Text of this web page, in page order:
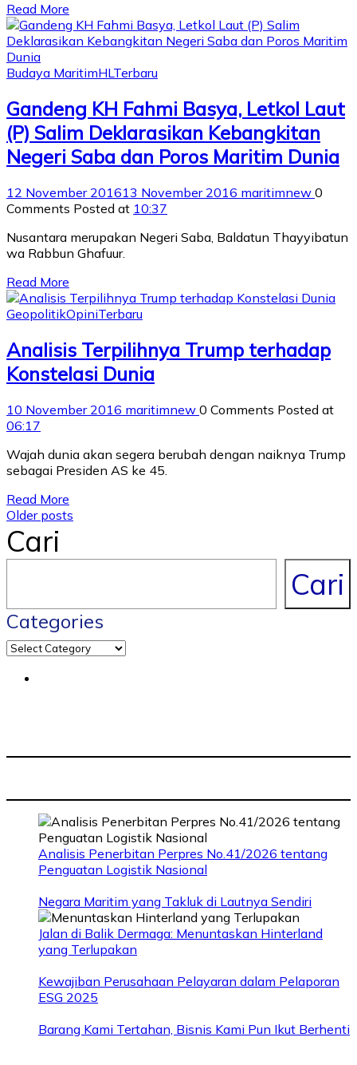
Read More
Budaya MaritimHLTerbaru
Gandeng KH Fahmi Basya, Letkol Laut
(P) Salim Deklarasikan Kebangkitan
Negeri Saba dan Poros Maritim Dunia
12 November 201613 November 2016 maritimnew 0
Comments Posted at 10:37
Nusantara merupakan Negeri Saba, Baldatun Thayyibatun
wa Rabbun Ghafuur.
Read More
GeopolitikOpiniTerbaru
Analisis Terpilihnya Trump terhadap
Konstelasi Dunia
10 November 2016 maritimnew 0 Comments Posted at
06:17
Wajah dunia akan segera berubah dengan naiknya Trump
sebagai Presiden AS ke 45.
Read More
Older posts
Cari
Cari
Categories
Analisis Penerbitan Perpres No.41/2026 tentang
Penguatan Logistik Nasional
Negara Maritim yang Takluk di Lautnya Sendiri
Jalan di Balik Dermaga: Menuntaskan Hinterland
yang Terlupakan
Kewajiban Perusahaan Pelayaran dalam Pelaporan
ESG 2025
Barang Kami Tertahan, Bisnis Kami Pun Ikut Berhenti